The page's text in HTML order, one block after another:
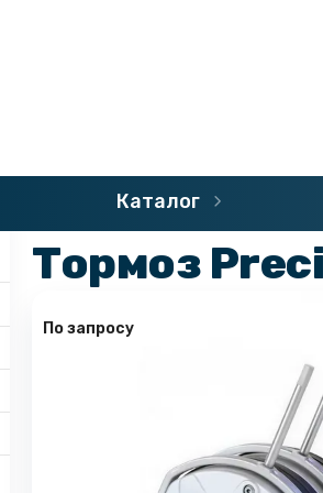
Каталог
»Каталог » Запчасти
Тормоз
По запросу